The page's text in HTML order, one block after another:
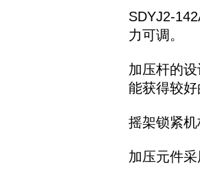
SDYJ2-
力可调。
加压杆的
能获得较好
摇架锁紧机
加压元件